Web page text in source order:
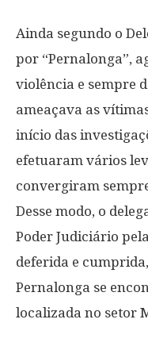
Ainda segundo o
por “Pernalonga”,
violência e sempre
ameaçava as
início das
efetuaram vários
convergiram
Desse modo, o
Poder Judiciário
deferida e
Pernalonga se
localizada no setor